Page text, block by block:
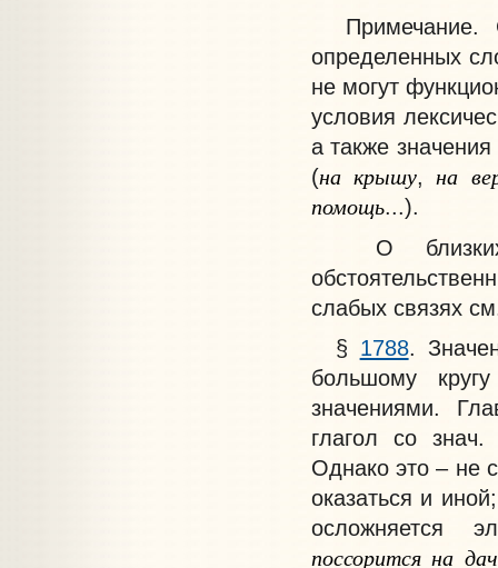
Примечание.
определенных
не могут
условия
а также
(на крышу, на
помощь...).
О близких
слабых связях
§ 1788.
большому
значениями.
глагол со знач.
Однако это – не
оказаться и
осложняется
поссорится на